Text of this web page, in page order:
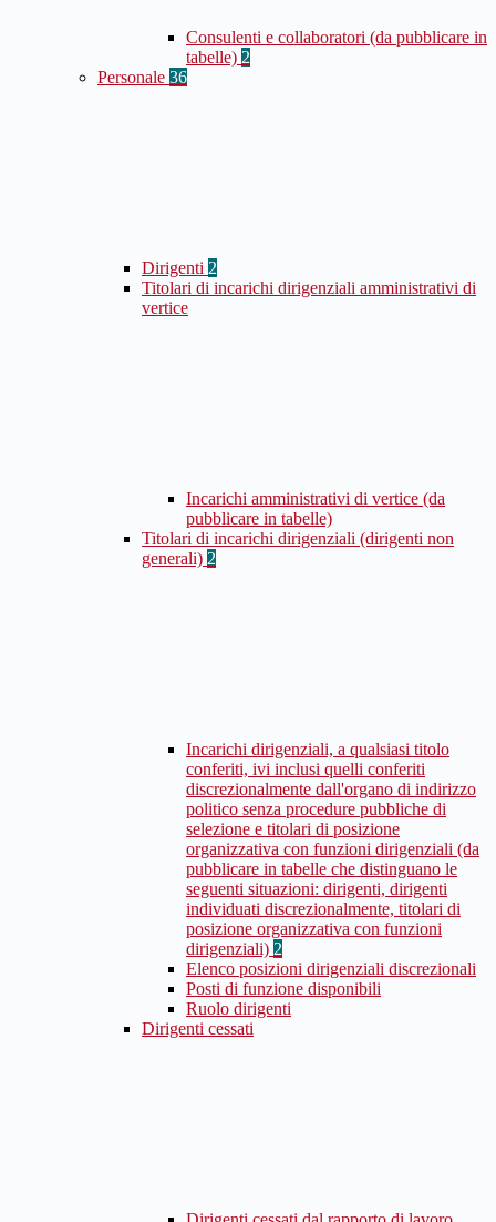
Consulenti e collaboratori (da pubblicare in
tabelle) 2
Personale 36
Dirigenti 2
Titolari di incarichi dirigenziali amministrativi di
vertice
Incarichi amministrativi di vertice (da
pubblicare in tabelle)
Titolari di incarichi dirigenziali (dirigenti non
generali) 2
Incarichi dirigenziali, a qualsiasi titolo
conferiti, ivi inclusi quelli conferiti
discrezionalmente dall'organo di indirizzo
politico senza procedure pubbliche di
selezione e titolari di posizione
organizzativa con funzioni dirigenziali (da
pubblicare in tabelle che distinguano le
seguenti situazioni: dirigenti, dirigenti
individuati discrezionalmente, titolari di
posizione organizzativa con funzioni
dirigenziali) 2
Elenco posizioni dirigenziali discrezionali
Posti di funzione disponibili
Ruolo dirigenti
Dirigenti cessati